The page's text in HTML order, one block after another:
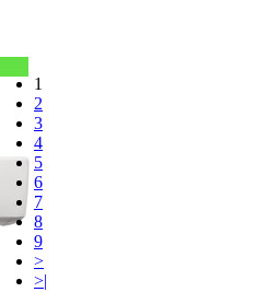
1
2
3
4
5
6
7
8
9
>
>|